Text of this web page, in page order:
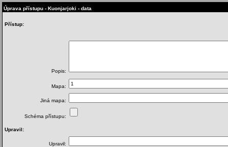
Úprava přístupu - Kuonjarjoki - data
Přístup:
Popis:
Mapa:
Jiná mapa:
Schéma přístupu:
Upravil:
Upravil: